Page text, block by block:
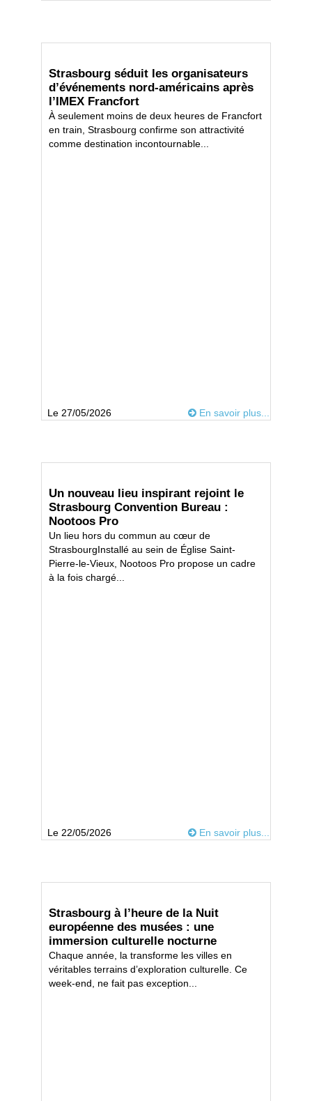
Strasbourg séduit les organisateurs
d’événements nord-américains après
l’IMEX Francfort
À seulement moins de deux heures de Francfort
en train, Strasbourg confirme son attractivité
comme destination incontournable...
Le 27/05/2026 En savoir plus...
Un nouveau lieu inspirant rejoint le
Strasbourg Convention Bureau :
Nootoos Pro
Un lieu hors du commun au cœur de
StrasbourgInstallé au sein de Église Saint-
Pierre-le-Vieux, Nootoos Pro propose un cadre
à la fois chargé...
Le 22/05/2026 En savoir plus...
Strasbourg à l’heure de la Nuit
européenne des musées : une
immersion culturelle nocturne
Chaque année, la transforme les villes en
véritables terrains d’exploration culturelle. Ce
week-end, ne fait pas exception...